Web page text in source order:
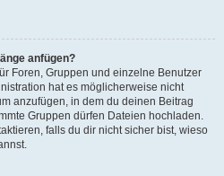
anfügen?
Foren, Gruppen und einzelne Benutzer
hat es möglicherweise nicht
anzufügen, in dem du deinen Beitrag
Gruppen dürfen Dateien hochladen.
falls du dir nicht sicher bist, wieso